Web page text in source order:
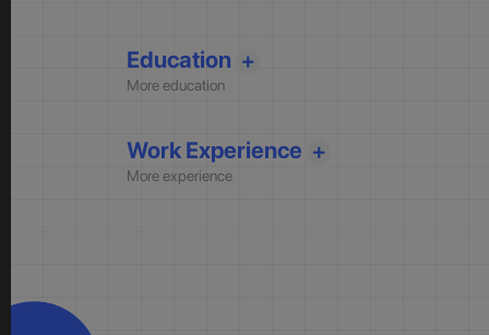
Education
More education
Work Experience
More experience